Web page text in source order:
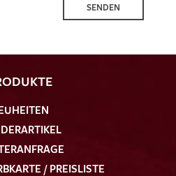
SENDEN
/ PREISLISTE